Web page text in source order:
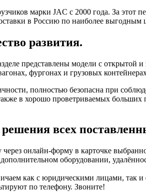
марки JAC с 2000 года. За этот
в Россию по наиболее выгодным
развития.
представлены модели с открытой
фургонах и грузовых
полностью безопасна при
в хорошо проветриваемых
всех
онлайн-форму в карточке
оборудовании,
как с юридическими лицами,
по телефону. Звоните!